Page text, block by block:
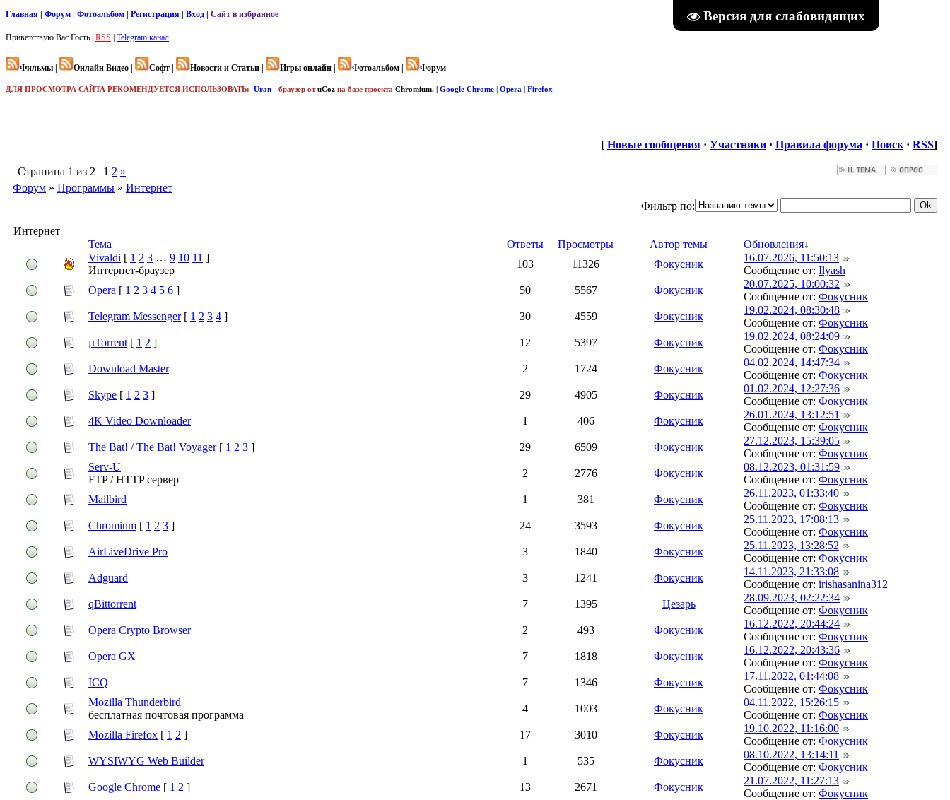
Версия для слабовидящих
Главная Форум Фотоальбом Регистрация Вход Сайт в избранное
Приветствую Вас Гость | RSS Telegram канал
Фильмы | Онлайн Видео | Софт | Новости и Статьи | Игры онлайн | Фотоальбом | Форум
ДЛЯ ПРОСМОТРА САЙТА РЕКОМЕНДУЕТСЯ ИСПОЛЬЗОВАТЬ: Uran - браузер отuCoz на базе проекта Chromium. | Google Chrome | Opera | Firefox
[ Новые сообщения · Участники · Правила форума · Поиск · RSS]
Страница 1 из 2 1 2 »
Форум » Программы » Интернет
Фильтр по:
Интернет
Тема
Ответы Просмотры Автор темы Обновления↓
Vivaldi [ 1 2 3 … 9 10 11 ]
Интернет-браузер
103 11326 Фокусник
16.07.2026, 11:50:13
Сообщение от: Ilyash
Opera [ 1 2 3 4 5 6 ] 50 5567 Фокусник
20.07.2025, 10:00:32
Сообщение от: Фокусник
Telegram Messenger [ 1 2 3 4 ] 30 4559 Фокусник
19.02.2024, 08:30:48
Сообщение от: Фокусник
µTorrent [ 1 2 ] 12 5397 Фокусник
19.02.2024, 08:24:09
Сообщение от: Фокусник
Download Master
2 1724 Фокусник
04.02.2024, 14:47:34
Сообщение от: Фокусник
Skype [ 1 2 3 ] 29 4905 Фокусник
01.02.2024, 12:27:36
Сообщение от: Фокусник
4K Video Downloader
1 406 Фокусник
26.01.2024, 13:12:51
Сообщение от: Фокусник
The Bat! / The Bat! Voyager [ 1 2 3 ] 29 6509 Фокусник
27.12.2023, 15:39:05
Сообщение от: Фокусник
Serv-U
FTP / HTTP сервер
2 2776 Фокусник
08.12.2023, 01:31:59
Сообщение от: Фокусник
Mailbird
1 381 Фокусник
26.11.2023, 01:33:40
Сообщение от: Фокусник
Chromium [ 1 2 3 ] 24 3593 Фокусник
25.11.2023, 17:08:13
Сообщение от: Фокусник
AirLiveDrive Pro
3 1840 Фокусник
25.11.2023, 13:28:52
Сообщение от: Фокусник
Adguard
3 1241 Фокусник
14.11.2023, 21:33:08
Сообщение от: irishasanina312
qBittorrent
7 1395 Цезарь
28.09.2023, 02:22:34
Сообщение от: Фокусник
Opera Crypto Browser
2 493 Фокусник
16.12.2022, 20:44:24
Сообщение от: Фокусник
Opera GX
7 1818 Фокусник
16.12.2022, 20:43:36
Сообщение от: Фокусник
ICQ
7 1346 Фокусник
17.11.2022, 01:44:08
Сообщение от: Фокусник
Mozilla Thunderbird
бесплатная почтовая программа
4 1003 Фокусник
04.11.2022, 15:26:15
Сообщение от: Фокусник
Mozilla Firefox [ 1 2 ] 17 3010 Фокусник
19.10.2022, 11:16:00
Сообщение от: Фокусник
WYSIWYG Web Builder
1 535 Фокусник
08.10.2022, 13:14:11
Сообщение от: Фокусник
Google Chrome [ 1 2 ] 13 2671 Фокусник
21.07.2022, 11:27:13
Сообщение от: Фокусник